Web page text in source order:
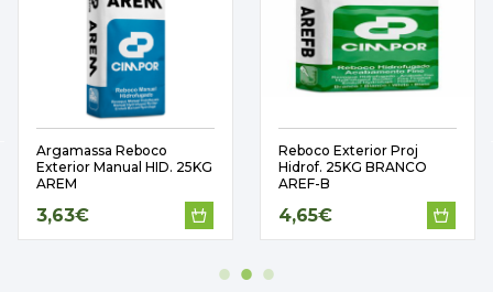
Argamassa Reboco
Exterior Manual HID. 25KG
AREM
3,63€
Reboco Exterior Proj
Hidrof. 25KG BRANCO
AREF-B
4,65€